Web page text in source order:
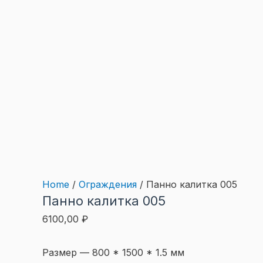
Home / Ограждения / Панно калитка 005
Панно калитка 005
6100,00 ₽
Размер — 800 * 1500 * 1.5 мм